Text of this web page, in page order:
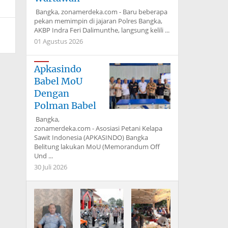
Bangka, zonamerdeka.com - Baru beberapa
pekan memimpin di jajaran Polres Bangka,
AKBP Indra Feri Dalimunthe, langsung kelili ...
01 Agustus 2026
Apkasindo
Babel MoU
Dengan
Polman Babel
Bangka,
zonamerdeka.com - Asosiasi Petani Kelapa
Sawit Indonesia (APKASINDO) Bangka
Belitung lakukan MoU (Memorandum Off
Und ...
30 Juli 2026